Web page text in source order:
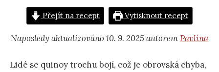
Přejít na recept Vytisknout recept
Naposledy aktualizováno 10. 9. 2025 autoremPavlína
Lidé se quinoy trochu bojí, což je obrovská chyba,